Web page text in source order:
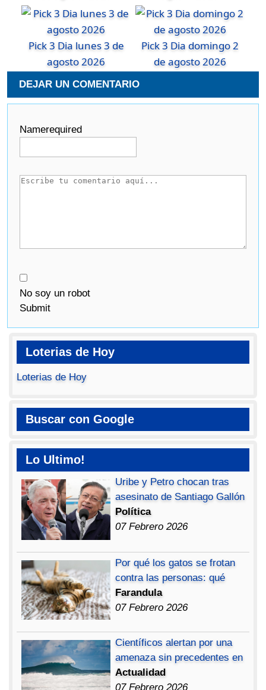
Pick 3 Dia lunes 3 de
agosto 2026
Pick 3 Dia domingo 2
de agosto 2026
DEJAR UN COMENTARIO
Namerequired
No soy un robot
Submit
Loterias de Hoy
Loterias de Hoy
Buscar con Google
Lo Ultimo!
Uribe y Petro chocan tras
asesinato de Santiago Gallón
Política
07 Febrero 2026
Por qué los gatos se frotan
contra las personas: qué
Farandula
07 Febrero 2026
Científicos alertan por una
amenaza sin precedentes en
Actualidad
07 Febrero 2026